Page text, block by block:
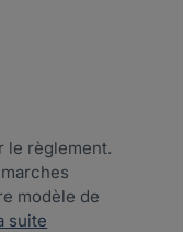
le règlement.
modèle de
suite